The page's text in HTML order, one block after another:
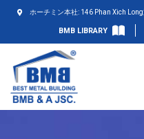
ホーチミン本社: 146 Phan Xich
BMB LIBRARY